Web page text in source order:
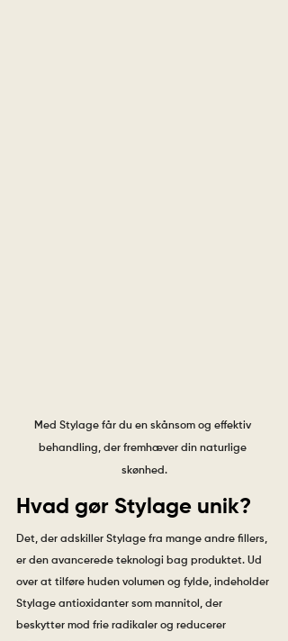
Med Stylage får du en skånsom og effektiv
behandling, der fremhæver din naturlige
skønhed.
Hvad gør Stylage unik?
Det, der adskiller Stylage fra mange andre fillers,
er den avancerede teknologi bag produktet. Ud
over at tilføre huden volumen og fylde, indeholder
Stylage antioxidanter som mannitol, der
beskytter mod frie radikaler og reducerer